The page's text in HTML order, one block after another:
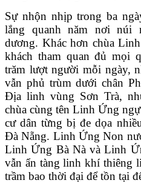
Sự nhộn nhịp trong ba
lắng quanh năm nơi núi
dương. Khác hơn chùa
khách tham quan đủ mọi
trăm lượt người mỗi ngày,
vẫn phủ trùm dưới chân
Địa linh vùng Sơn Trà,
chùa cùng tên Linh Ứng
cư dân từng bị đe dọa
Đà Nẵng. Linh Ứng Non
Linh Ứng Bà Nà và Linh
vẫn ẩn tàng linh khí thiêng
trầm bao thời đại để tồn tại